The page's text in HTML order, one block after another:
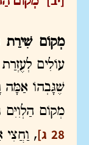
מְקוֹם שִׁירַת
עוֹלִים
שֶׁגָּבְהוֹ אַמָּה
מְקוֹם
28 ג]
, וַחֲצִי